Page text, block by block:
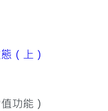
（上）
功能）